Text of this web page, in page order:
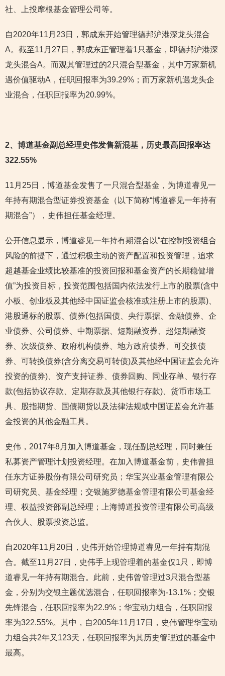
社、上投摩根基金管理公司等。
自2020年11月23日，郭成东开始管理德邦沪港深龙头混合
A。截至11月27日，郭成东正管理着1只基金，即德邦沪港深
龙头混合A。而观其管理过的2只混合型基金，其中万家新机
遇价值驱动A，任职回报率为39.29%；而万家新机遇龙头企
业混合，任职回报率为20.99%。
2、博道基金副总经理史伟发售新混基，历史最高回报率达
322.55%
11月25日，博道基金发售了一只混合型基金，为博道睿见一
年持有期混合型证券投资基金（以下简称“博道睿见一年持有
期混合”），史伟担任基金经理。
公开信息显示，博道睿见一年持有期混合以“在控制投资组合
风险的前提下，通过积极主动的资产配置和投资管理，追求
超越基金业绩比较基准的投资回报和基金资产的长期稳健增
值”为投资目标，投资范围包括国内依法发行上市的股票(含中
小板、创业板及其他经中国证监会核准或注册上市的股票)、
港股通标的股票、债券(包括国债、央行票据、金融债券、企
业债券、公司债券、中期票据、短期融资券、超短期融资
券、次级债券、政府机构债券、地方政府债券、可交换债
券、可转换债券(含分离交易可转债)及其他经中国证监会允许
投资的债券)、资产支持证券、债券回购、同业存单、银行存
款(包括协议存款、定期存款及其他银行存款)、货币市场工
具、股指期货、国债期货以及法律法规或中国证监会允许基
金投资的其他金融工具。
史伟，2017年8月加入博道基金，现任副总经理，同时兼任
私募资产管理计划投资经理。在加入博道基金前，史伟曾担
任东方证券股份有限公司研究员；华宝兴业基金管理有限公
司研究员、基金经理；交银施罗德基金管理有限公司基金经
理、权益投资部副总经理；上海博道投资管理有限公司高级
合伙人、股票投资总监。
自2020年11月20日，史伟开始管理博道睿见一年持有期混
合。截至11月27日，史伟手上现管理着的基金仅1只，即博
道睿见一年持有期混合。此前，史伟曾管理过3只混合型基
金，分别为交银主题优选混合，任职回报率为-13.1%；交银
先锋混合，任职回报率为22.9%；华宝动力组合，任职回报
率为322.55%。其中，自2005年11月17日，史伟管理华宝动
力组合共2年又123天，任职回报率为其历史管理过的基金中
最高。